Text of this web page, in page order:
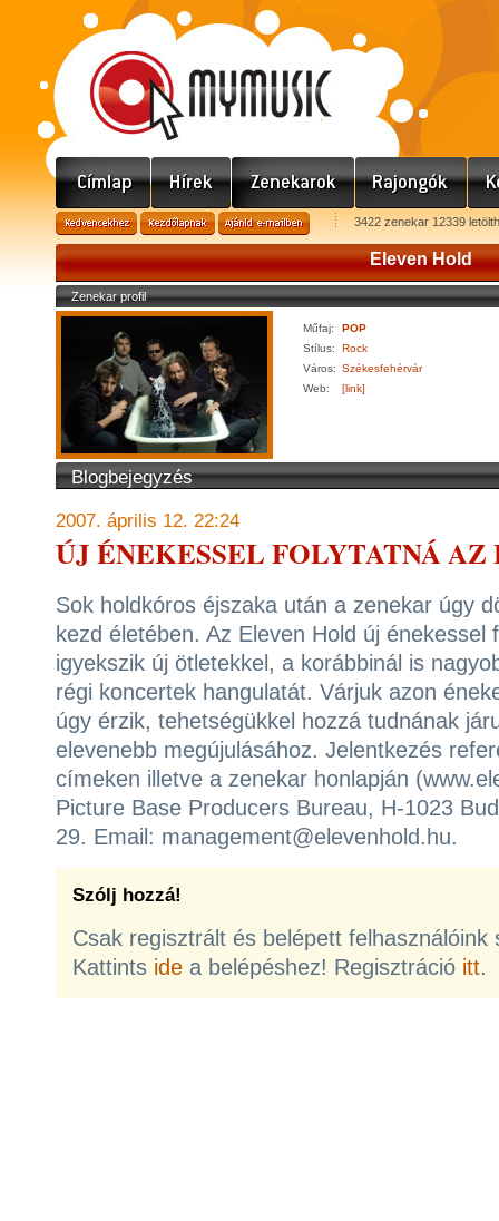
3422 zenekar 12339
Eleven Hold
Zenekar profil
Műfaj:
POP
Stílus:
Rock
Város: Székesfehérvár
Web:
[link]
Blogbejegyzés
2007. április 12. 22:24
ÚJ ÉNEKESSEL FOLYTATNÁ
Sok holdkóros éjszaka után a zenekar úgy
kezd életében. Az Eleven Hold új énekessel
igyekszik új ötletekkel, a korábbinál is
régi koncertek hangulatát. Várjuk azon
úgy érzik, tehetségükkel hozzá tudnának
elevenebb megújulásához. Jelentkezés
címeken illetve a zenekar honlapján
Picture Base Producers Bureau, H-1023
29. Email: management@elevenhold.hu.
Szólj hozzá!
Csak regisztrált és belépett felhasználóink
Kattints ide a belépéshez! Regisztráció itt.